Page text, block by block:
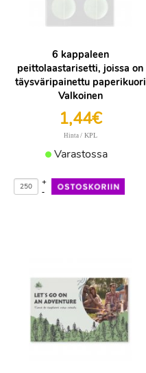
6 kappaleen
peittolaastarisetti, joissa on
täysväripainettu paperikuori
Valkoinen
1,44€
Hinta / KPL
Varastossa
-
+